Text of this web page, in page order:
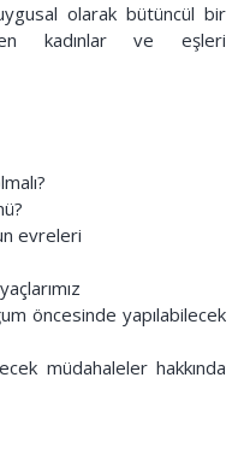
olarak bütüncül bir
kadınlar ve eşleri
evreleri
öncesinde yapılabilecek
müdahaleler hakkında